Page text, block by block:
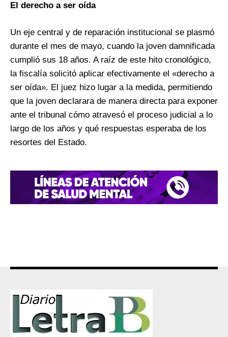
El derecho a ser oída
Un eje central y de reparación institucional se plasmó
durante el mes de mayo, cuando la joven damnificada
cumplió sus 18 años. A raíz de este hito cronológico,
la fiscalía solicitó aplicar efectivamente el «derecho a
ser oída». El juez hizo lugar a la medida, permitiendo
que la joven declarara de manera directa para exponer
ante el tribunal cómo atravesó el proceso judicial a lo
largo de los años y qué respuestas esperaba de los
resortes del Estado.